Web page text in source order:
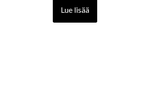
Lue lisää